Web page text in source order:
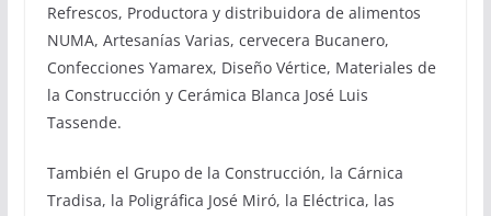
Refrescos, Productora y distribuidora de alimentos
NUMA, Artesanías Varias, cervecera Bucanero,
Confecciones Yamarex, Diseño Vértice, Materiales de
la Construcción y Cerámica Blanca José Luis
Tassende.
También el Grupo de la Construcción, la Cárnica
Tradisa, la Poligráfica José Miró, la Eléctrica, las